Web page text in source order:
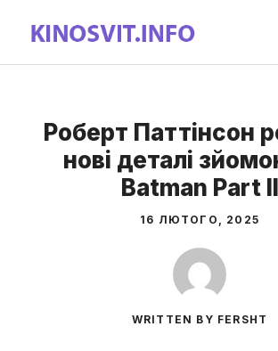
вмісту
Роберт Паттінсон
нові деталі
Batman Part II
16 ЛЮТОГО, 2025
WRITTEN BY FERSHT